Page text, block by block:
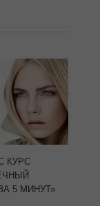
КУРС
5 МИНУТ»